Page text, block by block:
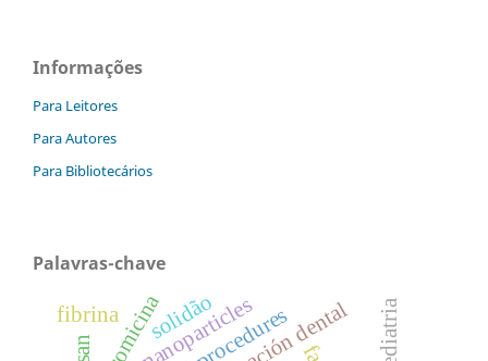
Informações
Para Leitores
Para Autores
Para Bibliotecários
Palavras-chave
pediatria
nanoparticles
fibrina solidão